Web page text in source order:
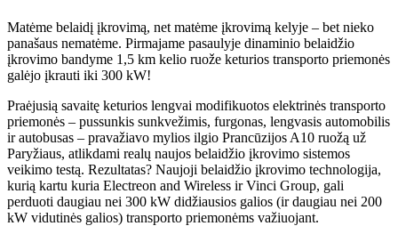
Matėme belaidį įkrovimą, net matėme įkrovimą kelyje – bet nieko
panašaus nematėme. Pirmajame pasaulyje dinaminio belaidžio
įkrovimo bandyme 1,5 km kelio ruože keturios transporto priemonės
galėjo įkrauti iki 300 kW!
Praėjusią savaitę keturios lengvai modifikuotos elektrinės transporto
priemonės – pussunkis sunkvežimis, furgonas, lengvasis automobilis
ir autobusas – pravažiavo mylios ilgio Prancūzijos A10 ruožą už
Paryžiaus, atlikdami realų naujos belaidžio įkrovimo sistemos
veikimo testą. Rezultatas? Naujoji belaidžio įkrovimo technologija,
kurią kartu kuria Electreon and Wireless ir Vinci Group, gali
perduoti daugiau nei 300 kW didžiausios galios (ir daugiau nei 200
kW vidutinės galios) transporto priemonėms važiuojant.